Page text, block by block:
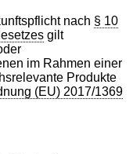
nach § 10
gilt
im Rahmen einer
Produkte
(EU) 2017/1369